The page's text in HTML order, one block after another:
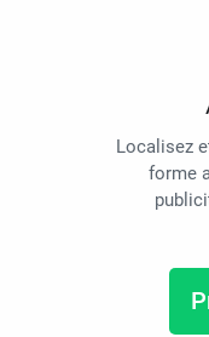
Localisez
forme